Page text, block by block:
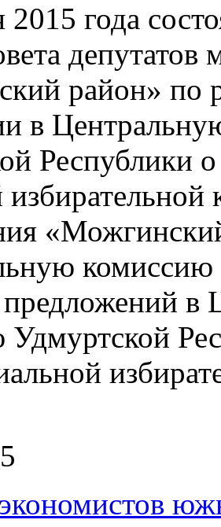
2015 года
депутатов
район» по
в
Республики
в